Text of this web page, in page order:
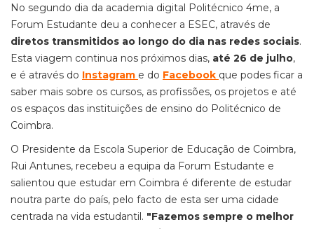
No segundo dia da academia digital Politécnico 4me, a
Forum Estudante deu a conhecer a ESEC, através de
diretos transmitidos ao longo do dia nas redes sociais.
Esta viagem continua nos próximos dias, até 26 de julho,
e é através do Instagram e do Facebook que podes ficar a
saber mais sobre os cursos, as profissões, os projetos e até
os espaços das instituições de ensino do Politécnico de
Coimbra.
O Presidente da Escola Superior de Educação de Coimbra,
Rui Antunes, recebeu a equipa da Forum Estudante e
salientou que estudar em Coimbra é diferente de estudar
noutra parte do país, pelo facto de esta ser uma cidade
centrada na vida estudantil. "Fazemos sempre o melhor